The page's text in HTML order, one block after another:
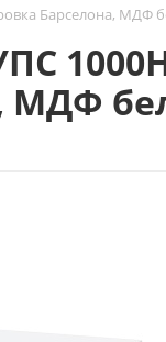
Барселона, МДФ
МДФ